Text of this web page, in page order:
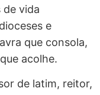
de vida
e
que consola,
acolhe.
de latim, reitor,